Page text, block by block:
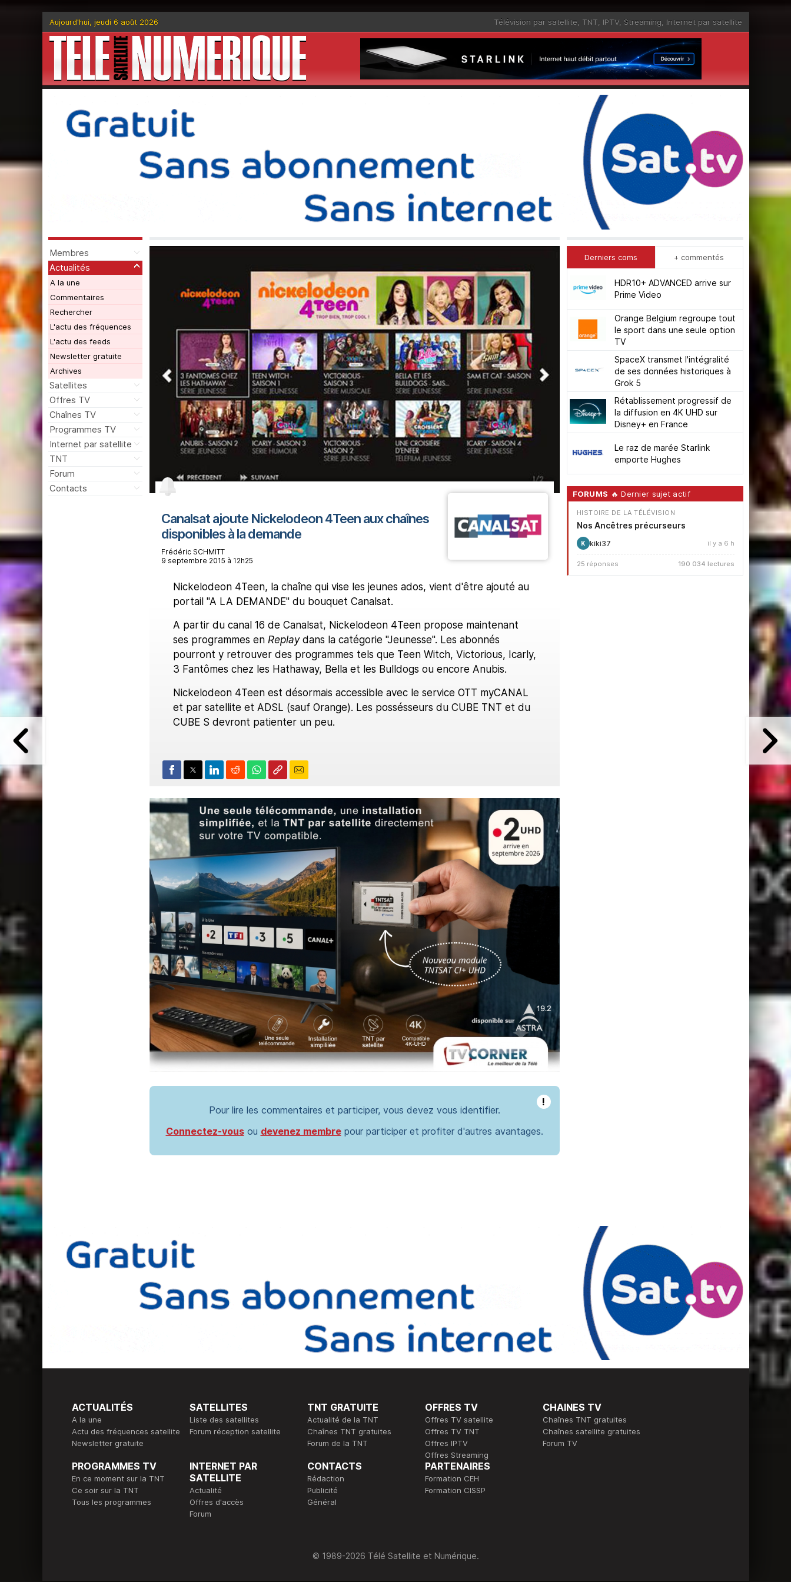
Aujourd'hui, jeudi 6 août 2026 Télévision par satellite, TNT, IPTV, Streaming, Internet par satellite
Membres
Actualités
A la une
Commentaires
Rechercher
L'actu des fréquences
L'actu des feeds
Newsletter gratuite
Archives
Satellites
Offres TV
Chaînes TV
Programmes TV
Internet par satellite
TNT
Forum
Contacts
Canalsat ajoute Nickelodeon 4Teen aux chaînes
disponibles à la demande
Frédéric SCHMITT
9 septembre 2015 à 12h25
Nickelodeon 4Teen, la chaîne qui vise les jeunes ados, vient d'être ajouté au
portail "A LA DEMANDE" du bouquet Canalsat.
A partir du canal 16 de Canalsat, Nickelodeon 4Teen propose maintenant
ses programmes en Replaydans la catégorie "Jeunesse". Les abonnés
pourront y retrouver des programmes tels que Teen Witch, Victorious, Icarly,
3 Fantômes chez les Hathaway, Bella et les Bulldogs ou encore Anubis.
Nickelodeon 4Teen est désormais accessible avec le service OTT myCANAL
et par satellite et ADSL (sauf Orange). Les possésseurs du CUBE TNT et du
CUBE S devront patienter un peu.
!
Pour lire les commentaires et participer, vous devez vous identifier.
Connectez-vousou devenez membrepour participer et profiter d'autres avantages.
Derniers coms + commentés
HDR10+ ADVANCED arrive sur
Prime Video
Orange Belgium regroupe tout
le sport dans une seule option
TV
SpaceX transmet l'intégralité
de ses données historiques à
Grok 5
Rétablissement progressif de
la diffusion en 4K UHD sur
Disney+ en France
Le raz de marée Starlink
emporte Hughes
FORUMS 🔥 Dernier sujet actif
HISTOIRE DE LA TÉLÉVISION
Nos Ancêtres précurseurs
K kiki37 il y a 6 h
25 réponses 190 034 lectures
ACTUALITÉS
A la une
Actu des fréquences satellite
Newsletter gratuite
SATELLITES
Liste des satellites
Forum réception satellite
TNT GRATUITE
Actualité de la TNT
Chaînes TNT gratuites
Forum de la TNT
OFFRES TV
Offres TV satellite
Offres TV TNT
Offres IPTV
Offres Streaming
CHAINES TV
Chaînes TNT gratuites
Chaînes satellite gratuites
Forum TV
PROGRAMMES TV
En ce moment sur la TNT
Ce soir sur la TNT
Tous les programmes
INTERNET PAR
SATELLITE
Actualité
Offres d'accès
Forum
CONTACTS
Rédaction
Publicité
Général
PARTENAIRES
Formation CEH
Formation CISSP
© 1989-2026 Télé Satellite et Numérique.